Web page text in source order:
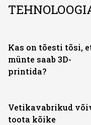
Kas on tõesti tõsi,
münte saab 3D-
printida?
Vetikavabrikud
toota kõike